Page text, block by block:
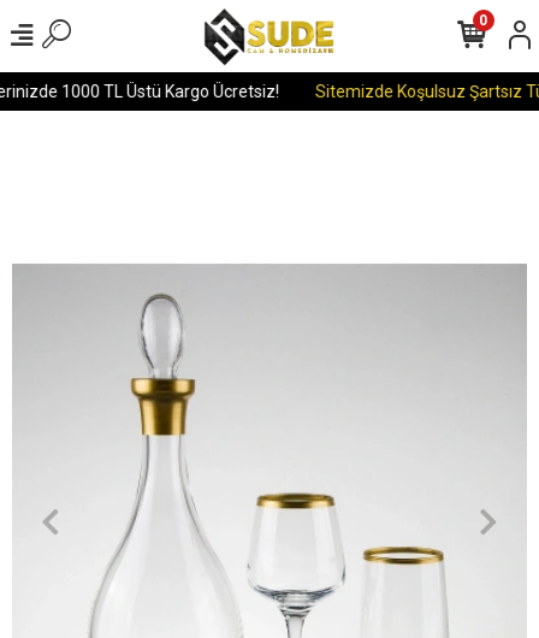
1000 TL Üstü Kargo Ücretsiz! Sitemizde Koşulsuz Şartsız
0